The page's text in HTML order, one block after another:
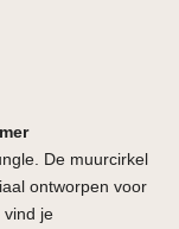
De muurcirkel
ontworpen voor
vind je